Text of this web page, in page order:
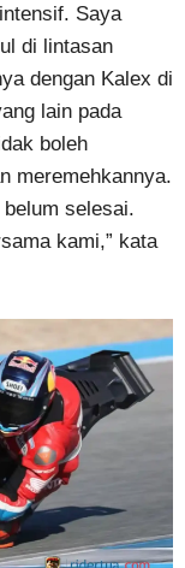
Saya
di lintasan
dengan Kalex di
lain pada
boleh
meremehkannya.
selesai.
kami,” kata